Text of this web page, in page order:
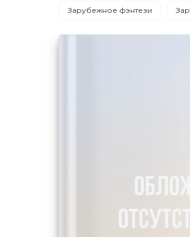
Зарубежное фэнтези